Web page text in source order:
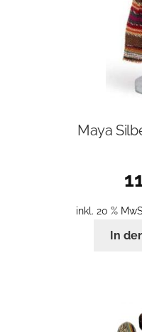
Maya
inkl. 20 %
In